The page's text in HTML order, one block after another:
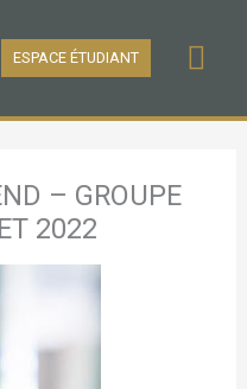
ESPACE ÉTUDIANT
– GROUPE
2022